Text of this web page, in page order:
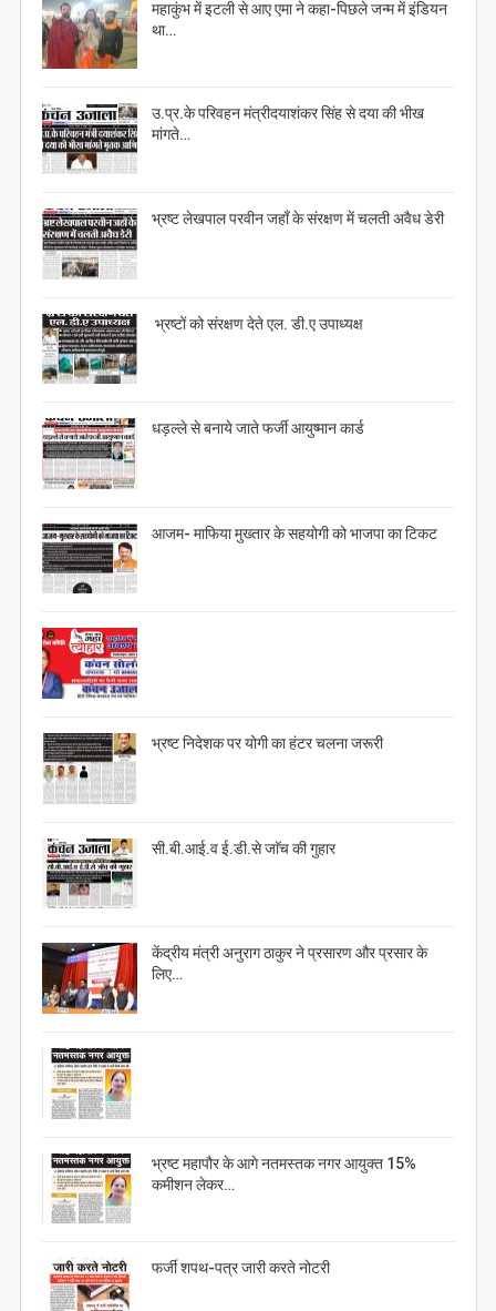
महाकुंभ में इटली से आए एमा ने कहा-पिछले जन्म में इंडियन
था…
उ.प्र.के परिवहन मंत्रीदयाशंकर सिंह से दया की भीख
मांगते…
भ्रष्ट लेखपाल परवीन जहाँ के संरक्षण में चलती अवैध डेरी
भ्रष्टों को संरक्षण देते एल. डी.ए उपाध्यक्ष
धड़ल्ले से बनाये जाते फर्जी आयुष्मान कार्ड
आजम- माफिया मुख्तार के सहयोगी को भाजपा का टिकट
भ्रष्ट निदेशक पर योगी का हंटर चलना जरूरी
सी.बी.आई.व ई.डी.से जाॅच की गुहार
केंद्रीय मंत्री अनुराग ठाकुर ने प्रसारण और प्रसार के
लिए…
भ्रष्ट महापौर के आगे नतमस्तक नगर आयुक्त 15%
कमीशन लेकर…
फर्जी शपथ-पत्र जारी करते नोटरी